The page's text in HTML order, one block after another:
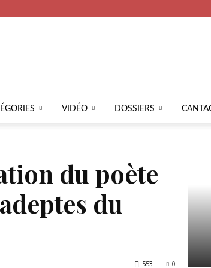
Ce
VIDÉO DOSSIERS
du poète
du
0
553